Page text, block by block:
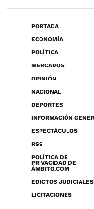
PORTADA
ECONOMÍA
POLÍTICA
MERCADOS
OPINIÓN
NACIONAL
DEPORTES
INFORMACIÓN
ESPECTÁCULOS
RSS
POLÍTICA DE
PRIVACIDAD DE
ÁMBITO.COM
EDICTOS JUDICIALES
LICITACIONES